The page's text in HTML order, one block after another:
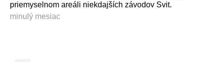
priemyselnom areáli niekdajších závodov Svit.
minulý mesiac